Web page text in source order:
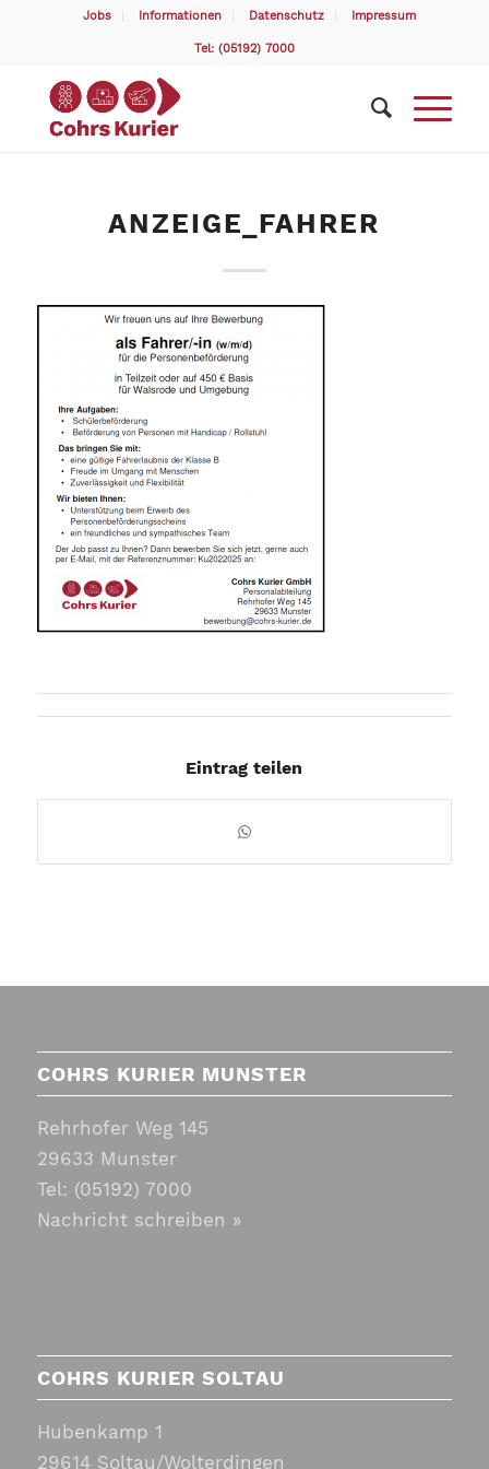
Jobs Informationen Datenschutz Impressum
Tel: (05192) 7000
ANZEIGE_FAHRER
Eintrag teilen
COHRS KURIER MUNSTER
Rehrhofer Weg 145
29633 Munster
Tel: (05192) 7000
Nachricht schreiben »
COHRS KURIER SOLTAU
Hubenkamp 1
29614 Soltau/Wolterdingen